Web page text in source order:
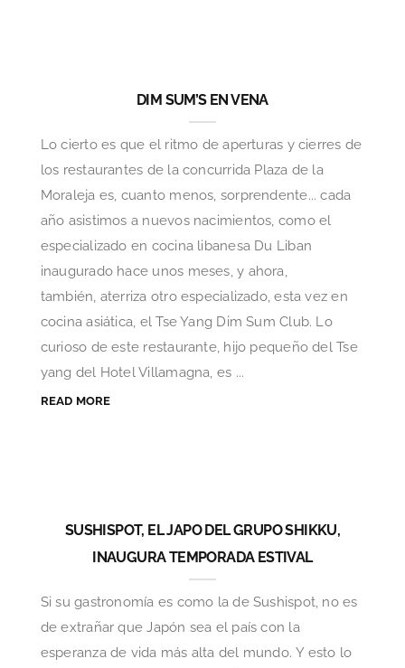
DIM SUM’S EN VENA
Lo cierto es que el ritmo de aperturas y cierres de
los restaurantes de la concurrida Plaza de la
Moraleja es, cuanto menos, sorprendente... cada
año asistimos a nuevos nacimientos, como el
especializado en cocina libanesa Du Liban
inaugurado hace unos meses, y ahora,
también, aterriza otro especializado, esta vez en
cocina asiática, el Tse Yang Dim Sum Club. Lo
curioso de este restaurante, hijo pequeño del Tse
yang del Hotel Villamagna, es ...
READ MORE
SUSHISPOT, EL JAPO DEL GRUPO SHIKKU,
INAUGURA TEMPORADA ESTIVAL
Si su gastronomía es como la de Sushispot, no es
de extrañar que Japón sea el país con la
esperanza de vida más alta del mundo. Y esto lo